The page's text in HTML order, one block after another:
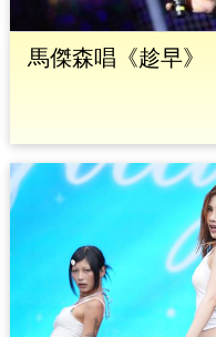
馬傑森唱《趁早